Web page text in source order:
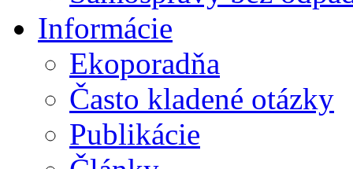
Informácie
Ekoporadňa
Často kladené otázky
Publikácie